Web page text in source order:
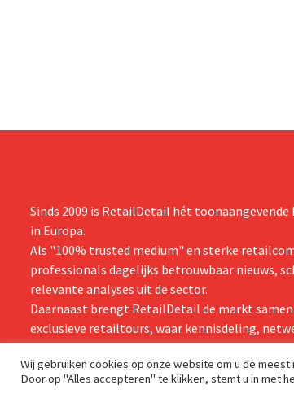
Sinds 2009 is RetailDetail hét
in Europa.
Als "100% trusted medium" en sterke
professionals dagelijks betrouwbaar nieuws,
relevante analyses uit de sector.
Daarnaast brengt RetailDetail de markt
exclusieve retailtours, waar kennisdeling,
centraal staan.
Wij gebruiken cookies op onze website om u de
Door op "Alles accepteren" te klikken, stemt u in met